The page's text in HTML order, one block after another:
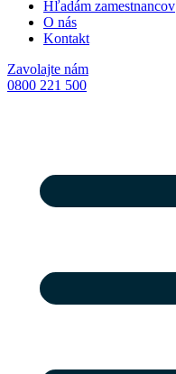
Hľadám zamestnancov
O nás
Kontakt
Zavolajte nám
0800 221 500